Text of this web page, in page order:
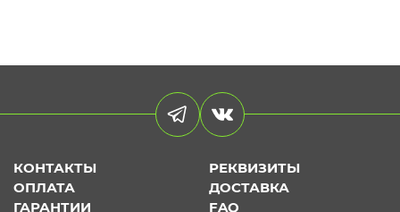
КОНТАКТЫ
РЕКВИЗИТЫ
ОПЛАТА
ДОСТАВКА
ГАРАНТИИ
FAQ